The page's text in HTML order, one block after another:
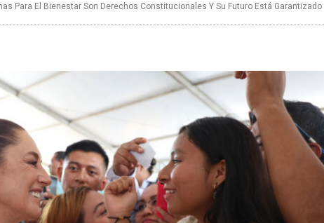
Para El Bienestar Son Derechos Constitucionales Y Su Futuro Está Garantizado